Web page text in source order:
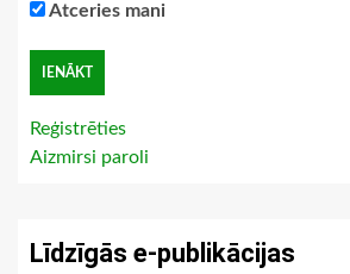
Atceries mani
Reģistrēties
Aizmirsi paroli
Līdzīgās e-publikācijas